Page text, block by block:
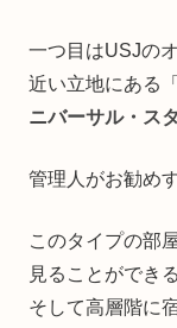
一つ目はUSJの
近い立地にある「
ニバーサル・ス
管理人がお勧め
このタイプの部
見ることができ
そして高層階に